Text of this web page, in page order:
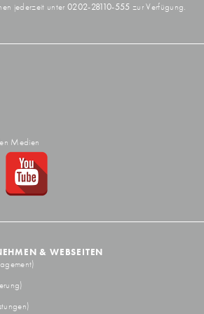
jederzeit unter 0202-28110-555 zur Verfügung.
Medien
& WEBSEITEN